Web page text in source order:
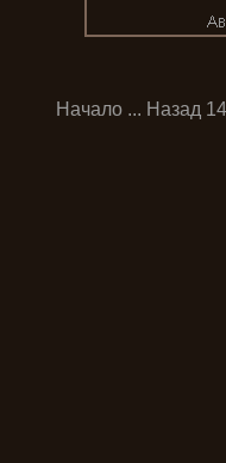
Начало ... Назад